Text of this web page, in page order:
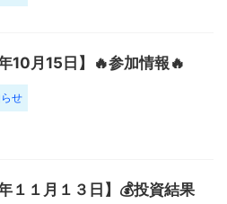
10月15日】🔥参加情報🔥
せ
１１月１３日】💰投資結果